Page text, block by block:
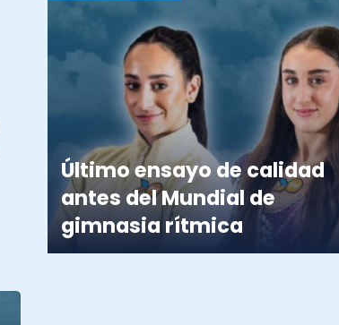
Último ensayo de calidad
antes del Mundial de
gimnasia rítmica